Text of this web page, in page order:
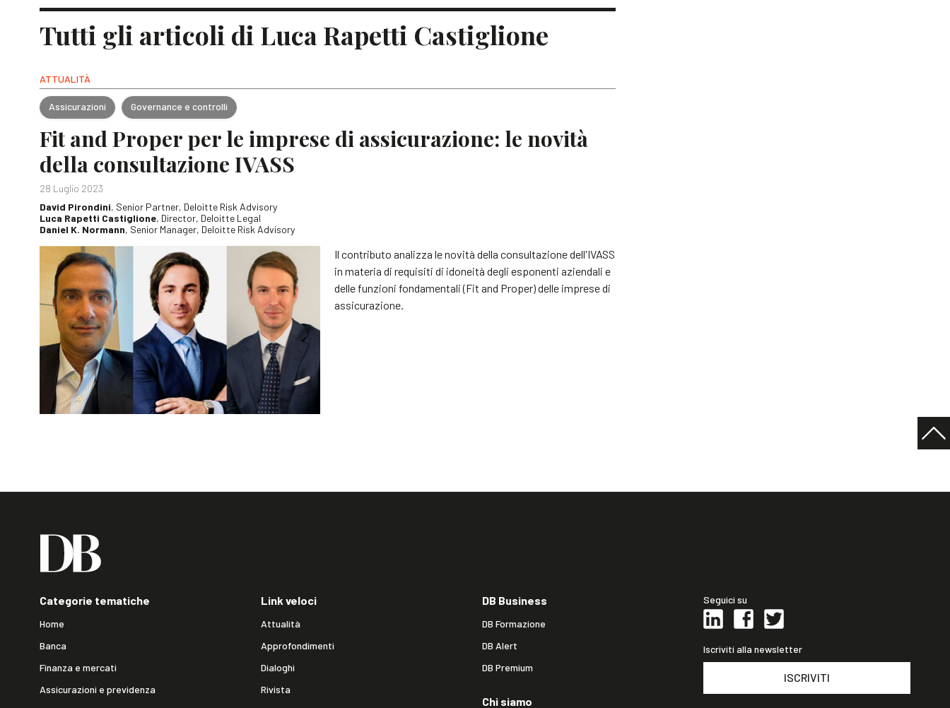
Tutti gli articoli di Luca Rapetti Castiglione
ATTUALITÀ
Assicurazioni Governance e controlli
Fit and Proper per le imprese di assicurazione: le novità
della consultazione IVASS
28 Luglio 2023
David Pirondini, Senior Partner, Deloitte Risk Advisory
Luca Rapetti Castiglione, Director, Deloitte Legal
Daniel K. Normann, Senior Manager, Deloitte Risk Advisory
Il contributo analizza le novità della consultazione dell'IVASS
in materia di requisiti di idoneità degli esponenti aziendali e
delle funzioni fondamentali (Fit and Proper) delle imprese di
assicurazione.
Categorie tematiche
Home
Banca
Finanza e mercati
Assicurazioni e previdenza
Link veloci
Attualità
Approfondimenti
Dialoghi
Rivista
DB Business
DB Formazione
DB Alert
DB Premium
Chi siamo
Seguici su
Iscriviti alla newsletter
ISCRIVITI